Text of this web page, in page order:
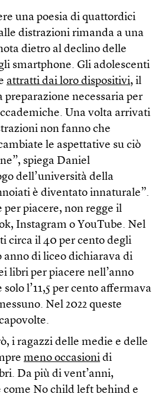
una poesia di quattordici
distrazioni rimanda a una
dietro al declino delle
smartphone. Gli adolescenti
attratti dai loro dispositivi, il
preparazione necessaria per
Una volta arrivati
non fanno che
le aspettative su ciò
spiega Daniel
dell’università della
è diventato innaturale”.
per piacere, non regge il
Instagram o YouTube. Nel
circa il 40 per cento degli
anno di liceo dichiarava di
libri per piacere nell’anno
l’11,5 per cento affermava
Nel 2022 queste
i ragazzi delle medie e delle
meno occasioni di
Da più di vent’anni,
No child left behind e